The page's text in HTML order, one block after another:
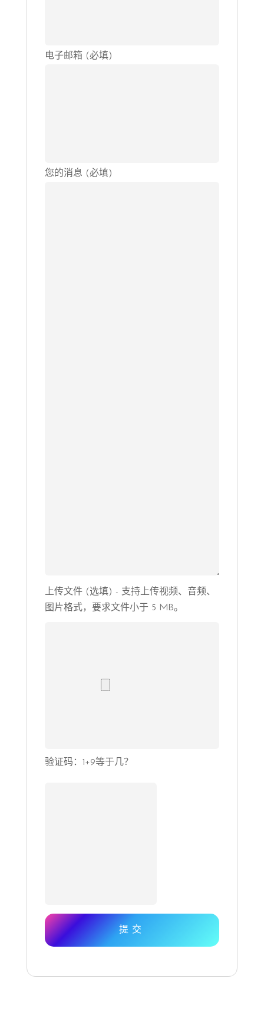
电子邮箱 (必填)
您的消息 (必填)
上传文件 (选填) - 支持上传视频、音频、
图片格式，要求文件小于 5 MB。
验证码：1+9等于几？